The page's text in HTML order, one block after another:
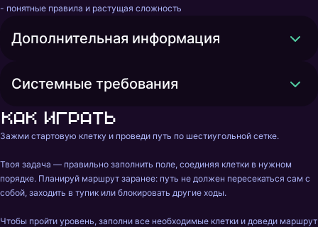
- понятные правила и растущая сложность
Дополнительная информация
Системные требования
Как играть
Зажми стартовую клетку и проведи путь по шестиугольной сетке.
Твоя задача — правильно заполнить поле, соединяя клетки в нужном
порядке. Планируй маршрут заранее: путь не должен пересекаться сам с
собой, заходить в тупик или блокировать другие ходы.
Чтобы пройти уровень, заполни все необходимые клетки и доведи маршрут